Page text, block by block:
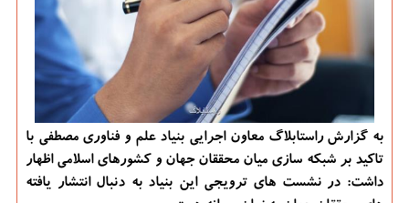
به گزارش راستابلاگ معاون اجرایی بنیاد علم و فناوری مصطفی با
تاكید بر شبكه سازی میان محققان جهان و كشورهای اسلامی اظهار
داشت: در نشست های ترویجی این بنیاد به دنبال انتشار یافته